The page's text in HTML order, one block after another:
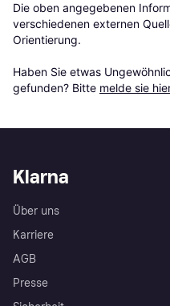
Die oben angegebenen
verschiedenen externen
Orientierung.
Haben Sie etwas
gefunden? Bitte melde sie
Klarna
Über uns
Karriere
AGB
Presse